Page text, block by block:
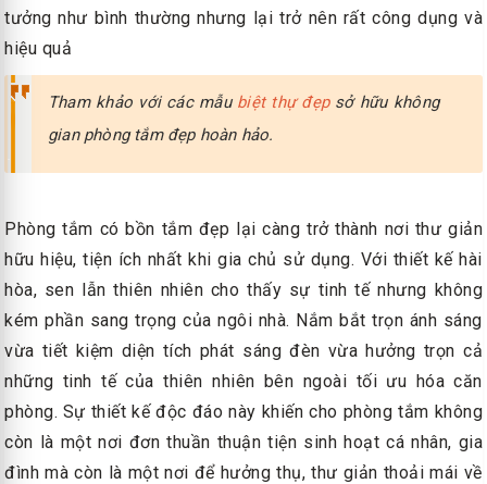
tưởng như bình thường nhưng lại trở nên rất công dụng và
hiệu quả
Tham khảo với các mẫu biệt thự đẹpsở hữu không
gian phòng tắm đẹp hoàn hảo.
Phòng tắm có bồn tắm đẹp lại càng trở thành nơi thư giản
hữu hiệu, tiện ích nhất khi gia chủ sử dụng. Với thiết kế hài
hòa, sen lẫn thiên nhiên cho thấy sự tinh tế nhưng không
kém phần sang trọng của ngôi nhà. Nắm bắt trọn ánh sáng
vừa tiết kiệm diện tích phát sáng đèn vừa hưởng trọn cả
những tinh tế của thiên nhiên bên ngoài tối ưu hóa căn
phòng. Sự thiết kế độc đáo này khiến cho phòng tắm không
còn là một nơi đơn thuần thuận tiện sinh hoạt cá nhân, gia
đình mà còn là một nơi để hưởng thụ, thư giản thoải mái về